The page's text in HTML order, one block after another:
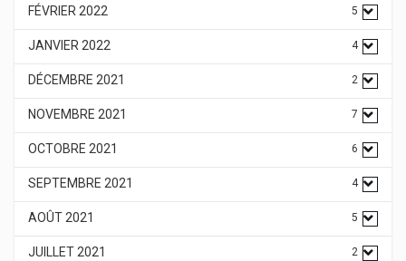
FÉVRIER 2022 5
JANVIER 2022 4
DÉCEMBRE 2021 2
NOVEMBRE 2021 7
OCTOBRE 2021 6
SEPTEMBRE 2021 4
AOÛT 2021 5
JUILLET 2021 2